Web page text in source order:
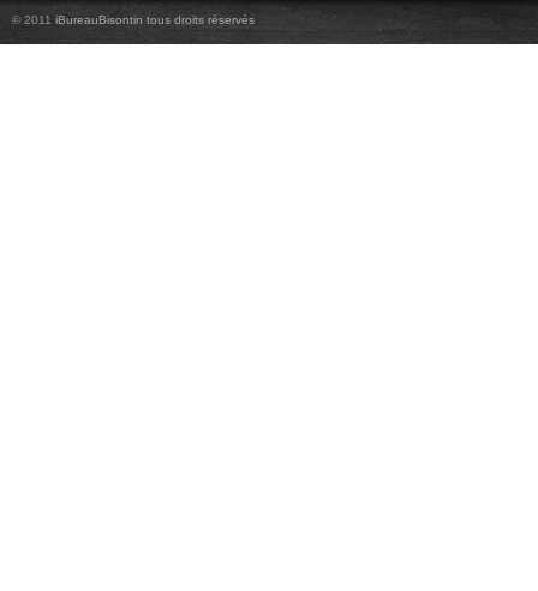
© 2011 iBureauBisontin tous droits réservés